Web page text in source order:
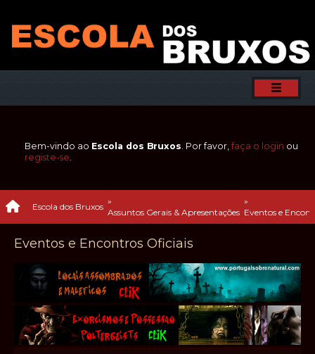
Bem-vindo ao Escola dos Bruxos. Por favor, faça o login ou
registe-se.
Escola dos Bruxos
»
Assuntos Gerais & Apresentações
»
Eventos e
Eventos e Encontros Oficiais